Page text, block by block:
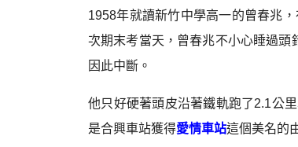
1958年就讀新竹中學高一的曾春兆
次期末考當天，曾春兆不小心睡過
因此中斷。
他只好硬著頭皮沿著鐵軌跑了2.1公里
是合興車站獲得愛情車站這個美名的